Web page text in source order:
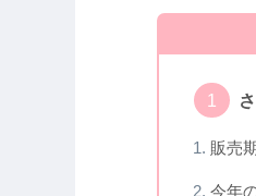
販売
今年